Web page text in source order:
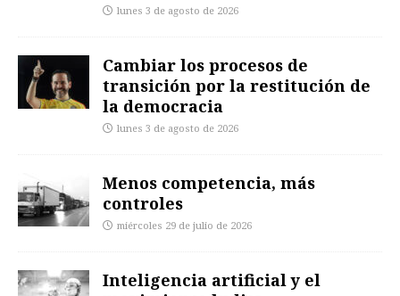
lunes 3 de agosto de 2026
Cambiar los procesos de
transición por la restitución de
la democracia
lunes 3 de agosto de 2026
Menos competencia, más
controles
miércoles 29 de julio de 2026
Inteligencia artificial y el